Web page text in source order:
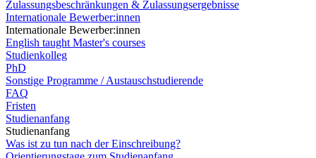
Zulassungsbeschränkungen & Zulassungsergebnisse
Internationale Bewerber:innen
Internationale Bewerber:innen
English taught Master's courses
Studienkolleg
PhD
Sonstige Programme / Austauschstudierende
FAQ
Fristen
Studienanfang
Studienanfang
Was ist zu tun nach der Einschreibung?